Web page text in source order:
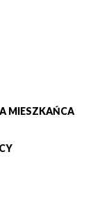
MIESZKAŃCA